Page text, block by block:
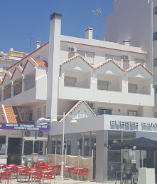
532
533€
540€
543€
€